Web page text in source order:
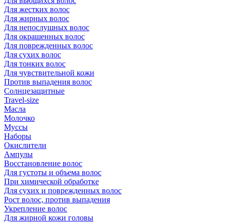
Для жестких волос
Для жирных волос
Для непослушных волос
Для окрашенных волос
Для поврежденных волос
Для сухих волос
Для тонких волос
Для чувствительной кожи
Против выпадения волос
Солнцезащитные
Travel-size
Масла
Молочко
Муссы
Наборы
Окислители
Ампулы
Восстановление волос
Для густоты и объема волос
При химической обработке
Для сухих и поврежденных волос
Рост волос, против выпадения
Укрепление волос
Для жирной кожи головы